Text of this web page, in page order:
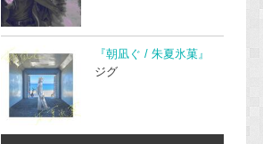
『朝凪ぐ / 朱夏氷菓』
ジグ